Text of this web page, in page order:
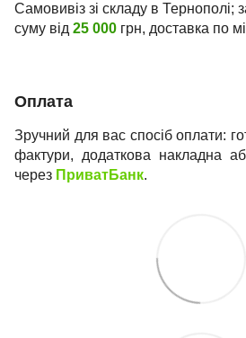
Самовивіз зі складу в Тернополі;
суму від 25 000 грн, доставка по
Оплата
Зручний для вас спосіб оплати:
фактури, додаткова накладна
через ПриватБанк.